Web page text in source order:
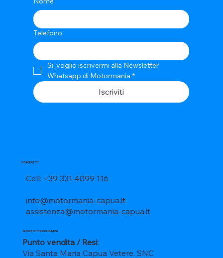
CONTATTI
Cell: +39 331 4099 116
info@motormania-capua.it
assistenza@motormania-capua.it
DOVE CI TROVIAMO?
Punto vendita / Resi:
Via Santa Maria Capua Vetere, SNC
Telefono
Si, voglio iscrivermi alla Newsletter
Whatsapp di Motormania *
Iscriviti